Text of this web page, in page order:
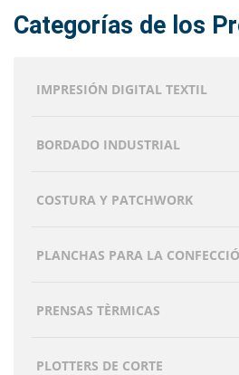
Categorías de los
IMPRESIÓN DIGITAL TEXTIL
BORDADO INDUSTRIAL
COSTURA Y PATCHWORK
PLANCHAS PARA LA
PRENSAS TÈRMICAS
PLOTTERS DE CORTE